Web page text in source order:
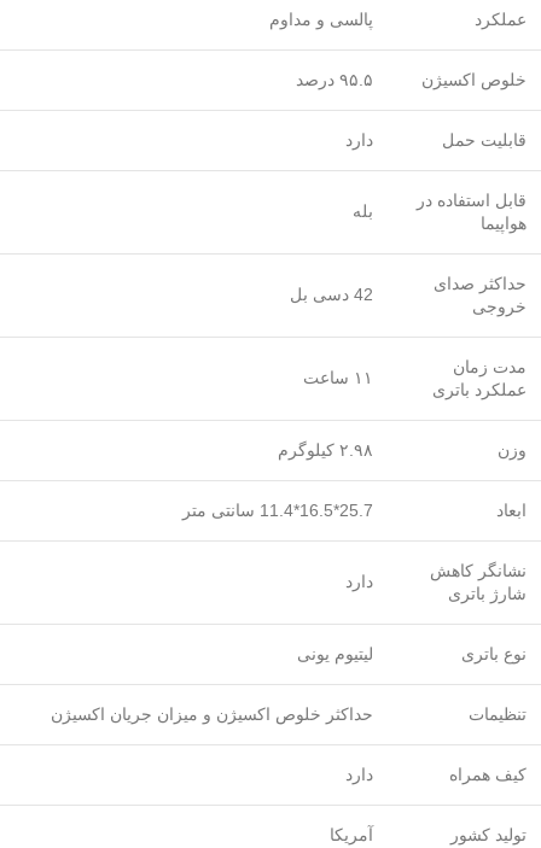
عملکرد پالسی و مداوم
خلوص اکسیژن ۹۵.۵ درصد
قابلیت حمل دارد
قابل استفاده در
هواپیما
بله
حداکثر صدای
خروجی
42 دسی بل
مدت زمان
عملکرد باتری
۱۱ ساعت
وزن ۲.۹۸ کیلوگرم
ابعاد 25.7*16.5*11.4 سانتی متر
نشانگر کاهش
شارژ باتری
دارد
نوع باتری لیتیوم یونی
تنظیمات حداکثر خلوص اکسیژن و میزان جریان اکسیژن
کیف همراه دارد
تولید کشور آمریکا